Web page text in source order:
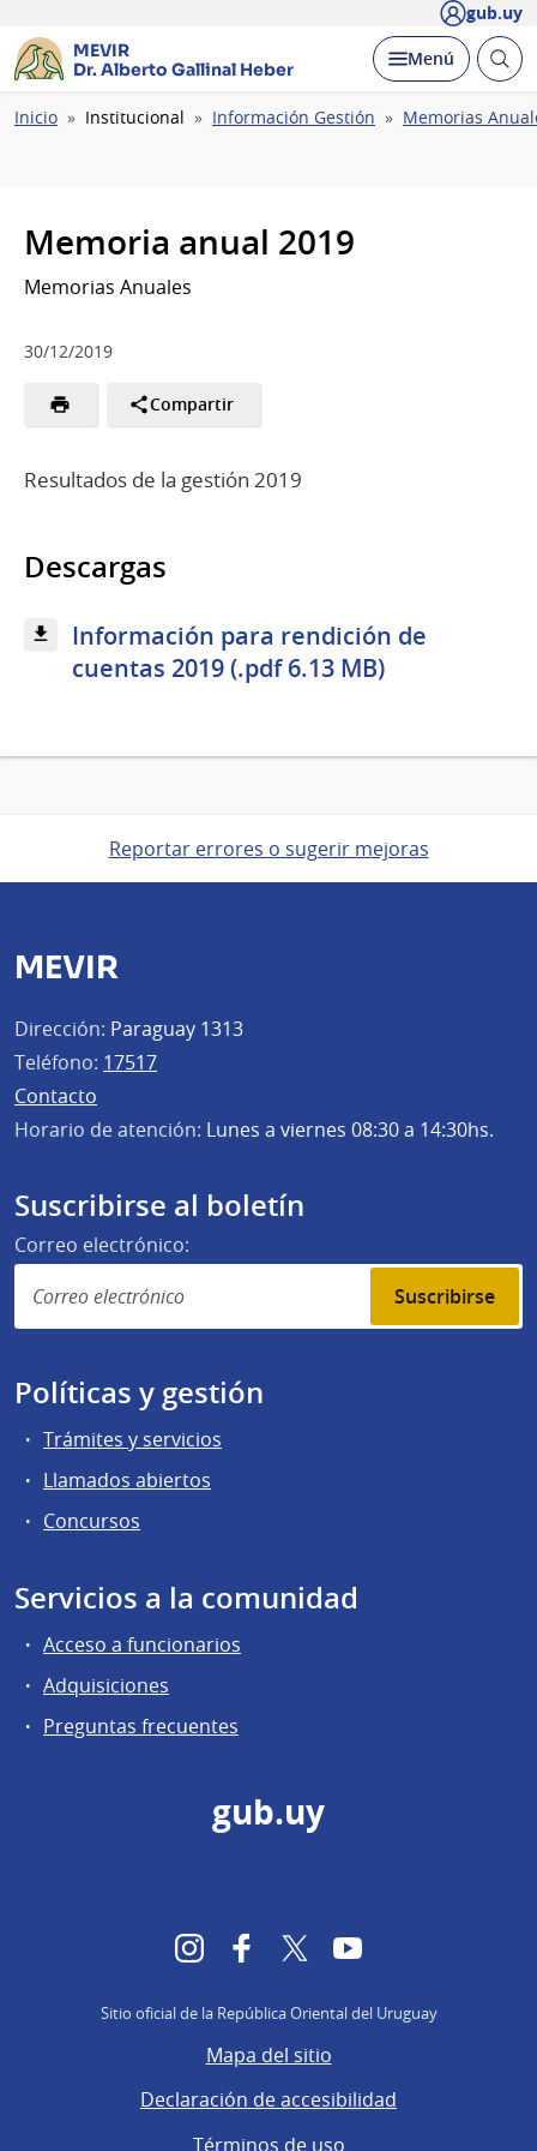
gub.uy
MEVIR
Dr. Alberto Gallinal Heber
Desplegar
Menú Abrir
Ruta
Inicio Institucional Información Gestión Memorias
Memoria anual 2019
Memorias Anuales
30/12/2019
Compartir
Resultados de la gestión 2019
Descargas
Información para rendición de
cuentas 2019 (.pdf 6.13 MB)
Reportar errores o sugerir mejoras
MEVIR
Dirección: Paraguay 1313
Teléfono: 17517
Contacto
Horario de atención: Lunes a viernes 08:30 a 14:30hs.
Suscribirse al boletín
Correo electrónico:
Suscribirse
Políticas y gestión
Trámites y servicios
Llamados abiertos
Concursos
Servicios a la comunidad
Acceso a funcionarios
Adquisiciones
Preguntas frecuentes
gub.uy
InstagramFacebookTwitterYouTube
Sitio oficial de la República Oriental del Uruguay
Mapa del sitio
Declaración de accesibilidad
Términos de uso